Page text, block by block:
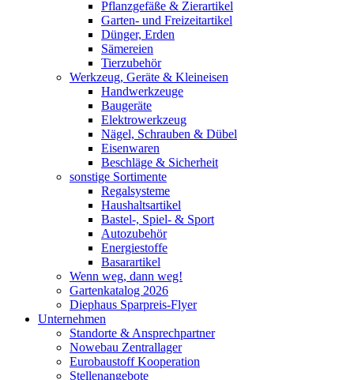
Pflanzgefäße & Zierartikel
Garten- und Freizeitartikel
Dünger, Erden
Sämereien
Tierzubehör
Werkzeug, Geräte & Kleineisen
Handwerkzeuge
Baugeräte
Elektrowerkzeug
Nägel, Schrauben & Dübel
Eisenwaren
Beschläge & Sicherheit
sonstige Sortimente
Regalsysteme
Haushaltsartikel
Bastel-, Spiel- & Sport
Autozubehör
Energiestoffe
Basarartikel
Wenn weg, dann weg!
Gartenkatalog 2026
Diephaus Sparpreis-Flyer
Unternehmen
Standorte & Ansprechpartner
Nowebau Zentrallager
Eurobaustoff Kooperation
Stellenangebote